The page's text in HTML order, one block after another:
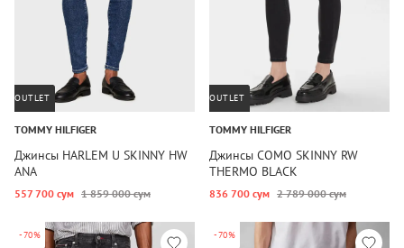
OUTLET
TOMMY HILFIGER
Джинсы HARLEM U SKINNY HW
ANA
557 700 сум 1 859 000 сум
OUTLET
TOMMY HILFIGER
Джинсы COMO SKINNY RW
THERMO BLACK
836 700 сум 2 789 000 сум
-70% -70%